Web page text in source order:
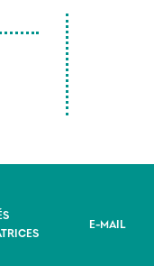
E-MAIL